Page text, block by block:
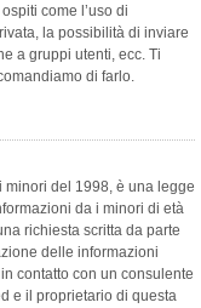
come l’uso di
la possibilità di inviare
a gruppi utenti, ecc. Ti
di farlo.
minori del 1998, è una legge
da i minori di età
richiesta scritta da parte
delle informazioni
contatto con un consulente
e il proprietario di questa